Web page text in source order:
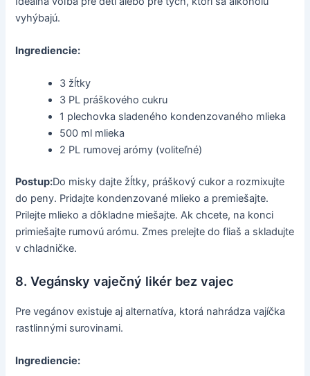
vyhýbajú.
Ingrediencie:
3 žĺtky
3 PL práškového cukru
1 plechovka sladeného kondenzovaného mlieka
500 ml mlieka
2 PL rumovej arómy (voliteľné)
Postup:Do misky dajte žĺtky, práškový cukor a rozmixujte
do peny. Pridajte kondenzované mlieko a premiešajte.
Prilejte mlieko a dôkladne miešajte. Ak chcete, na konci
primiešajte rumovú arómu. Zmes prelejte do fliaš a skladujte
v chladničke.
8. Vegánsky vaječný likér bez vajec
Pre vegánov existuje aj alternatíva, ktorá nahrádza vajíčka
rastlinnými surovinami.
Ingrediencie: